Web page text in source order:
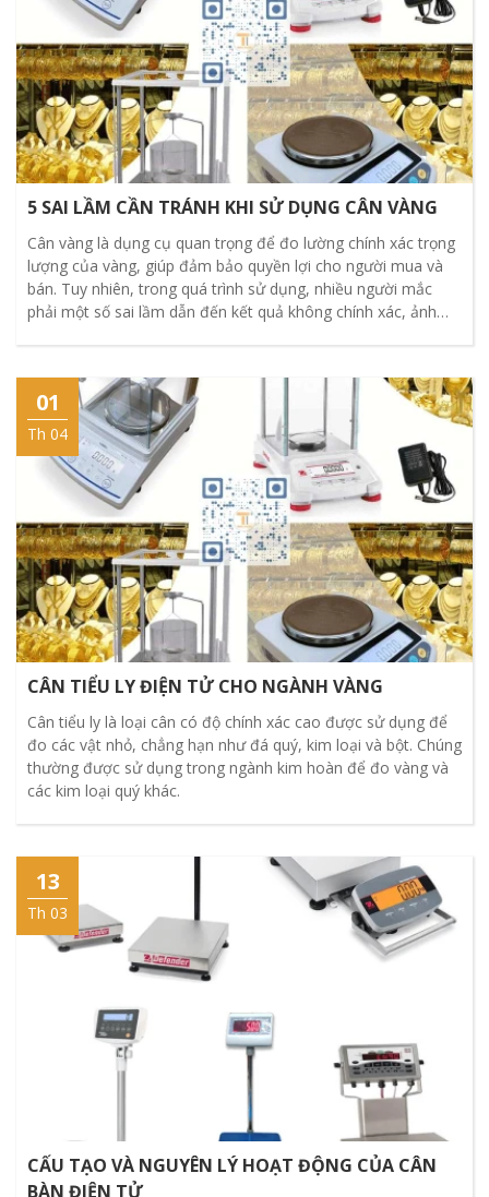
5 SAI LẦM CẦN TRÁNH KHI SỬ DỤNG CÂN VÀNG
Cân vàng là dụng cụ quan trọng để đo lường chính xác trọng
lượng của vàng, giúp đảm bảo quyền lợi cho người mua và
bán. Tuy nhiên, trong quá trình sử dụng, nhiều người mắc
phải một số sai lầm dẫn đến kết quả không chính xác, ảnh
01
Th 04
CÂN TIỂU LY ĐIỆN TỬ CHO NGÀNH VÀNG
Cân tiểu ly là loại cân có độ chính xác cao được sử dụng để
đo các vật nhỏ, chẳng hạn như đá quý, kim loại và bột. Chúng
thường được sử dụng trong ngành kim hoàn để đo vàng và
các kim loại quý khác.
13
Th 03
CẤU TẠO VÀ NGUYÊN LÝ HOẠT ĐỘNG CỦA CÂN
BÀN ĐIỆN TỬ